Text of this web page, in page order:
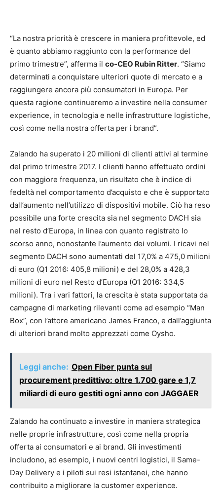
“La nostra priorità è crescere in maniera profittevole, ed
è quanto abbiamo raggiunto con la performance del
primo trimestre”, afferma il co-CEO Rubin Ritter. “Siamo
determinati a conquistare ulteriori quote di mercato e a
raggiungere ancora più consumatori in Europa. Per
questa ragione continueremo a investire nella consumer
experience, in tecnologia e nelle infrastrutture logistiche,
così come nella nostra offerta per i brand”.
Zalando ha superato i 20 milioni di clienti attivi al termine
del primo trimestre 2017. I clienti hanno effettuato ordini
con maggiore frequenza, un risultato che è indice di
fedeltà nel comportamento d’acquisto e che è supportato
dall’aumento nell’utilizzo di dispositivi mobile. Ciò ha reso
possibile una forte crescita sia nel segmento DACH sia
nel resto d’Europa, in linea con quanto registrato lo
scorso anno, nonostante l’aumento dei volumi. I ricavi nel
segmento DACH sono aumentati del 17,0% a 475,0 milioni
di euro (Q1 2016: 405,8 milioni) e del 28,0% a 428,3
milioni di euro nel Resto d’Europa (Q1 2016: 334,5
milioni). Tra i vari fattori, la crescita è stata supportata da
campagne di marketing rilevanti come ad esempio “Man
Box”, con l’attore americano James Franco, e dall’aggiunta
di ulteriori brand molto apprezzati come Oysho.
Leggi anche: Open Fiber punta sul
procurement predittivo: oltre 1.700 gare e 1,7
miliardi di euro gestiti ogni anno con JAGGAER
Zalando ha continuato a investire in maniera strategica
nelle proprie infrastrutture, così come nella propria
offerta ai consumatori e ai brand. Gli investimenti
includono, ad esempio, i nuovi centri logistici, il Same-
Day Delivery e i piloti sui resi istantanei, che hanno
contribuito a migliorare la customer experience.